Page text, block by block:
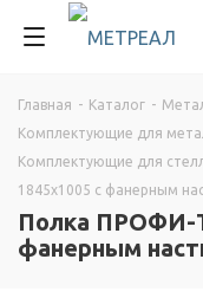
Главная - Каталог -
Комплектующие для
Комплектующие для
1845x1005 с фанерным
Полка ПРОФИ-Т
фанерным